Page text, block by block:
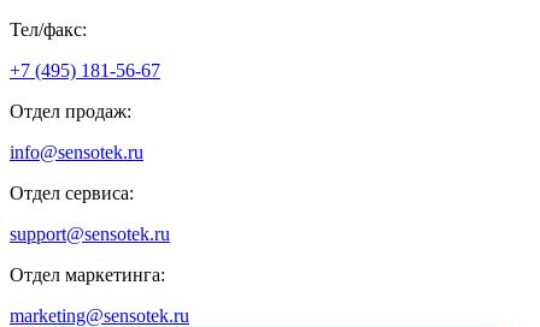
Тел/факс:
+7 (495) 181-56-67
Отдел продаж:
info@sensotek.ru
Отдел сервиса:
support@sensotek.ru
Отдел маркетинга:
marketing@sensotek.ru